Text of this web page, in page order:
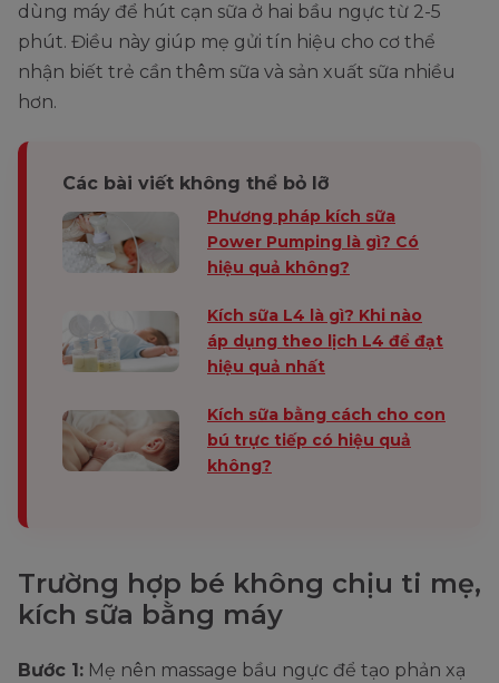
dùng máy để hút cạn sữa ở hai bầu ngực từ 2-5
phút. Điều này giúp mẹ gửi tín hiệu cho cơ thể
nhận biết trẻ cần thêm sữa và sản xuất sữa nhiều
hơn.
Các bài viết không thể bỏ lỡ
Phương pháp kích sữa
Power Pumping là gì? Có
hiệu quả không?
Kích sữa L4 là gì? Khi nào
áp dụng theo lịch L4 để đạt
hiệu quả nhất
Kích sữa bằng cách cho con
bú trực tiếp có hiệu quả
không?
Trường hợp bé không chịu ti mẹ,
kích sữa bằng máy
Bước 1: Mẹ nên massage bầu ngực để tạo phản xạ